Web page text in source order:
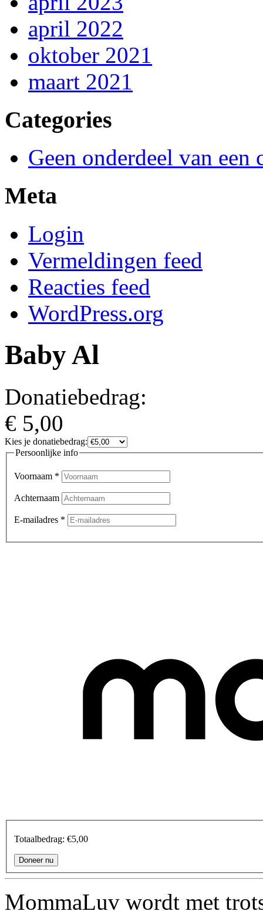
april 2022
oktober 2021
maart 2021
Categories
Geen onderdeel van een
Meta
Login
Vermeldingen feed
Reacties feed
WordPress.org
Baby Al
Donatiebedrag:
€ 5,00
Kies je donatiebedrag:
Persoonlijke info
Voornaam *
Achternaam
E-mailadres *
Totaalbedrag: €5,00
MommaLuv wordt met